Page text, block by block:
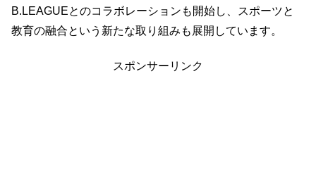
B.LEAGUEとのコラボレーションも開始し、スポーツと
教育の融合という新たな取り組みも展開しています。
スポンサーリンク